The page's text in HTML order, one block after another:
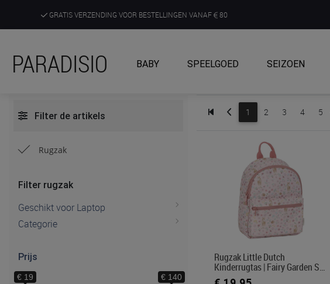
GRATIS VERZENDING VOOR BESTELLINGEN VANAF 80
ONTDEK, BELEEF EN KRIJG ADVIES IN ONZE WINKELS
PARADISIO BABY SPEELGOED SEIZOEN
Filter de artikels
Rugzak
Filter rugzak
Geschikt voor Laptop
Categorie
Prijs
€ 19 € 140
1 2 3 4 5
Rugzak Little Dutch
Kinderrugtas | Fairy Garden S…